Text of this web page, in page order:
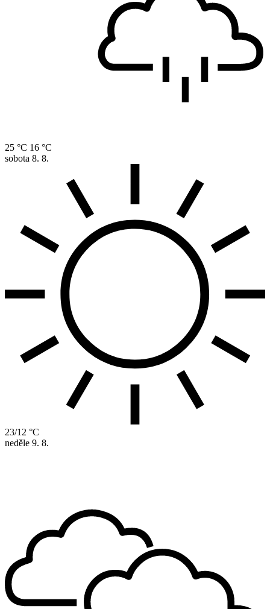
25 °C 16 °C
sobota 8. 8.
23/12 °C
neděle 9. 8.